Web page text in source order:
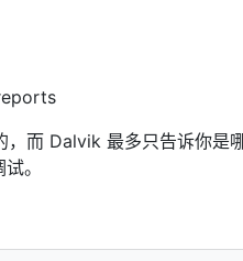
而 Dalvik 最多只告诉你是
。